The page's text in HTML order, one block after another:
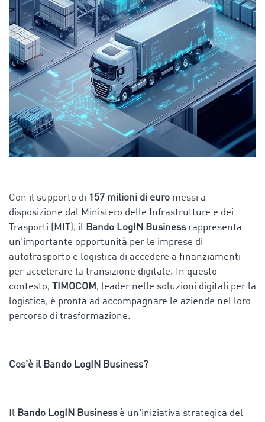
Con il supporto di 157 milioni di euro messi a
disposizione dal Ministero delle Infrastrutture e dei
Trasporti (MIT), il Bando LogIN Businessrappresenta
un’importante opportunità per le imprese di
autotrasporto e logistica di accedere a finanziamenti
per accelerare la transizione digitale. In questo
contesto,
TIMOCOM , leader nelle soluzioni digitali per la
logistica, è pronta ad accompagnare le aziende nel loro
percorso di trasformazione.
Cos'è il Bando LogIN Business?
Il Bando LogIN Businessè un'iniziativa strategica del